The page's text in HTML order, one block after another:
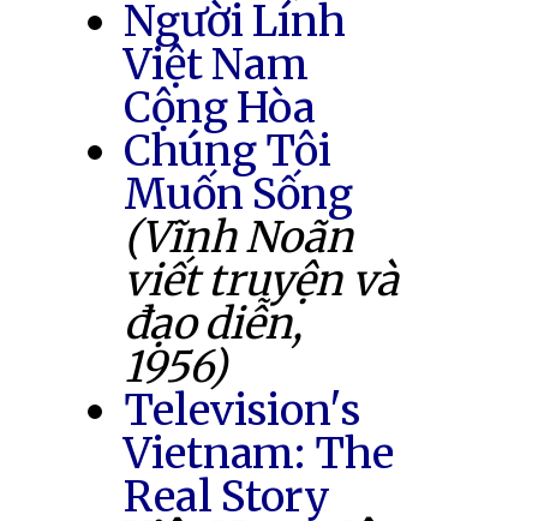
Người Lính
Việt Nam
Cộng Hòa
Chúng Tôi
Muốn Sống
(Vĩnh Noãn
viết truyện và
đạo diễn,
1956)
Television's
Vietnam: The
Real Story